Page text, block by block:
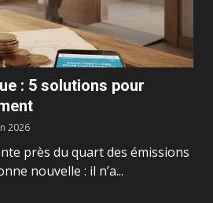
: 5 solutions pour
2026
près du quart des émissions
nouvelle : il n’a...